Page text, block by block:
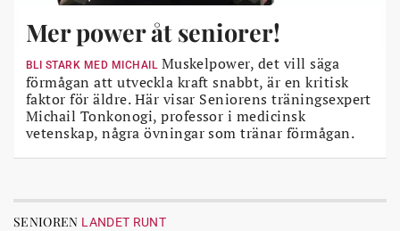
Mer power åt seniorer!
BLI STARK MED MICHAILMuskelpower, det vill säga
förmågan att utveckla kraft snabbt, är en kritisk
faktor för äldre. Här visar Seniorens träningsexpert
Michail Tonkonogi, professor i medicinsk
vetenskap, några övningar som tränar förmågan.
SENIOREN LANDET RUNT